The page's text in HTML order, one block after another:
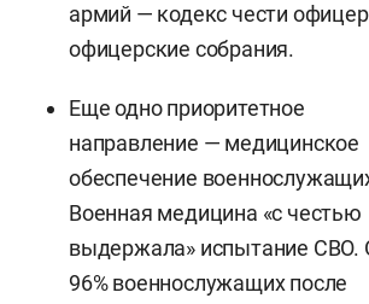
армий — кодекс чести
офицерские собрания.
Еще одно приоритетное
направление — медицинское
обеспечение
Военная медицина «с честью
выдержала» испытание СВО.
96% военнослужащих после